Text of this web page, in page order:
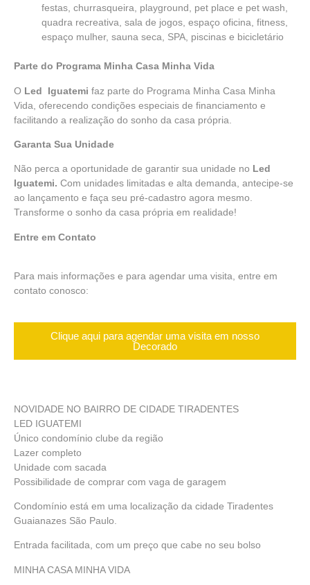
festas, churrasqueira, playground, pet place e pet wash,
quadra recreativa, sala de jogos, espaço oficina, fitness,
espaço mulher, sauna seca, SPA, piscinas e bicicletário
Parte do Programa Minha Casa Minha Vida
O Led Iguatemi faz parte do Programa Minha Casa Minha
Vida, oferecendo condições especiais de financiamento e
facilitando a realização do sonho da casa própria.
Garanta Sua Unidade
Não perca a oportunidade de garantir sua unidade no Led
Iguatemi. Com unidades limitadas e alta demanda, antecipe-se
ao lançamento e faça seu pré-cadastro agora mesmo.
Transforme o sonho da casa própria em realidade!
Entre em Contato
Para mais informações e para agendar uma visita, entre em
contato conosco:
Clique aqui para agendar uma visita em nosso
Decorado
NOVIDADE NO BAIRRO DE CIDADE TIRADENTES
LED IGUATEMI
Único condomínio clube da região
Lazer completo
Unidade com sacada
Possibilidade de comprar com vaga de garagem
Condomínio está em uma localização da cidade Tiradentes
Guaianazes São Paulo.
Entrada facilitada, com um preço que cabe no seu bolso
MINHA CASA MINHA VIDA